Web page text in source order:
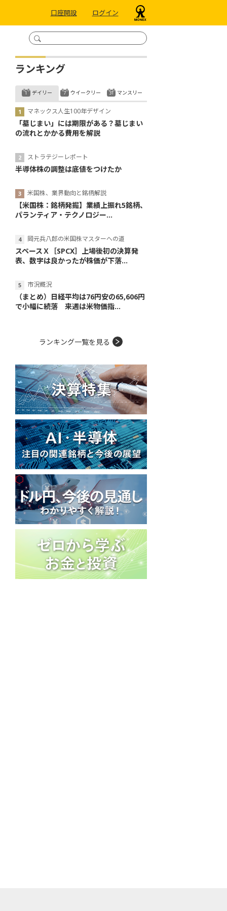
口座開設 ログイン
ランキング
デイリー
マネックス人生100年デザイン
「墓じまい」には期限がある？墓じまい
の流れとかかる費用を解説
ストラテジーレポート
半導体株の調整は底値をつけたか
米国株、業界動向と銘柄解説
【米国株：銘柄発掘】業績上振れ5銘柄、
パランティア・テクノロジー...
岡元兵八郎の米国株マスターへの道
スペースＸ［SPCX］上場後初の決算発
表、数字は良かったが株価が下落...
市況概況
（まとめ）日経平均は76円安の65,606円
で小幅に続落 来週は米物価指...
ウイークリー マンスリー
ランキング一覧を見る